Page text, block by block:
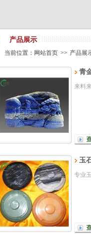
产品展示
当前位置： 网站首页 >> 产品展
青
来料
玉
专业